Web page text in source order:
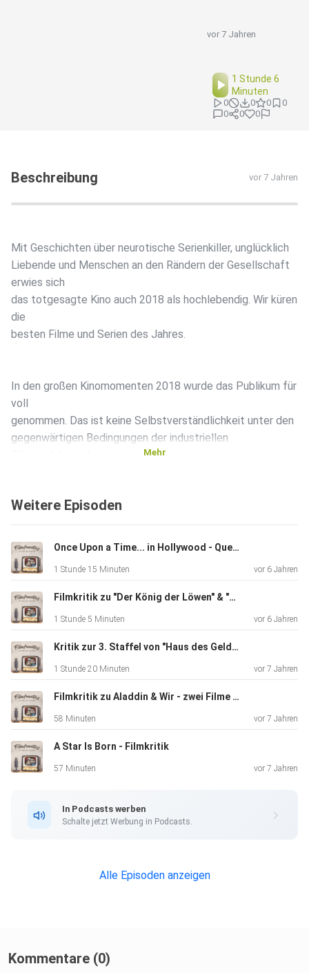
vor 7 Jahren
1 Stunde 6
Minuten
0 0 0
0
0
0 0
Beschreibung vor 7 Jahren
Mit Geschichten über neurotische Serienkiller, unglücklich
Liebende und Menschen an den Rändern der Gesellschaft
erwies sich
das totgesagte Kino auch 2018 als hochlebendig. Wir küren
die
besten Filme und Serien des Jahres.
In den großen Kinomomenten 2018 wurde das Publikum für
voll
genommen. Das ist keine Selbstverständlichkeit unter den
gegenwärtigen Bedingungen der industriellen
hergestellt und konsumiert werden, stark verändert hat.
Mehr
Weitere Episoden
Once Upon a Time... in Hollywood - Quentin Tarantino's Meisterwerk
1 Stunde 15 Minuten vor 6 Jahren
Filmkritik zu "Der König der Löwen" & "Men in Black: International" Review
1 Stunde 5 Minuten vor 6 Jahren
Kritik zur 3. Staffel von "Haus des Geldes" & "Stranger Things"
1 Stunde 20 Minuten vor 7 Jahren
Filmkritik zu Aladdin & Wir - zwei Filme wie sie unterschiedlicher nicht sein könnten
58 Minuten vor 7 Jahren
A Star Is Born - Filmkritik
57 Minuten vor 7 Jahren
In Podcasts werben
Schalte jetzt Werbung in Podcasts.
Alle Episoden anzeigen
Kommentare (0)